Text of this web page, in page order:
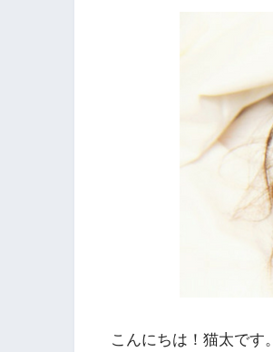
こんにちは！猫太です。